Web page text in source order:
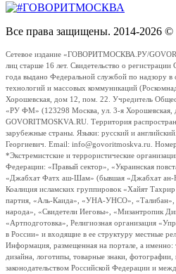
Все права защищены. 2014-2026 ©
Сетевое издание «ГОВОРИТМОСКВА.РУ/
лиц старше 16 лет. Свидетельство о
года выдано Федеральной службой по надзору в
технологий и массовых коммуникаций
Хорошевская, дом 12, пом. 22. Учредитель
«РУ ФМ» (123298 Москва, ул. 3-я Хорошевская,
GOVORITMOSKVA.RU. Территория
зарубежные страны. Языки: русский и
Георгиевич. Email: info@govoritmoskva.ru.
*Экстремистские и террористические
Федерации: «Правый сектор», «Украинская
«Джабхат Фатх аш-Шам» (бывшая «Джабхат ан-
Коалиция исламских группировок «Хайят
партия, «Аль-Каида», «УНА-УНСО», «Талибан»,
народа», «Свидетели Иеговы», «Мизантропик
«Артподготовка», Религиозная организация
в России» и входящие в ее структуру местные
Информация, размещенная на портале, а именно:
дизайна, логотипы, товарные знаки,
законодательством Российской Федерации и